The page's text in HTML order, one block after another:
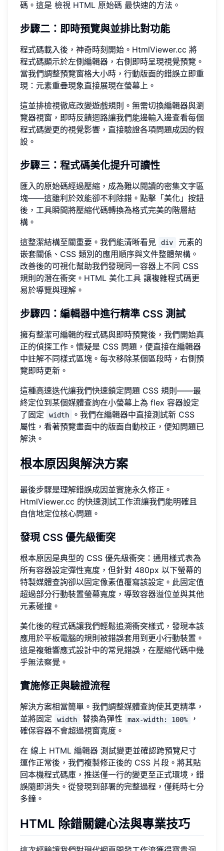
碼。這是 檢視 HTML 原始碼 最快速的方法。
步驟二：即時預覽與並排比對功能
程式碼載入後，神奇時刻開始。HtmlViewer.cc 將
程式碼顯示於左側編輯器，右側即時呈現視覺預覽。
當我們調整預覽窗格大小時，行動版面的錯誤立即重
現：元素重疊現象直接展現在螢幕上。
這並排檢視徹底改變遊戲規則。無需切換編輯器與瀏
覽器視窗，即時反饋迴路讓我們能邊輸入邊查看每個
程式碼變更的視覺影響，直接驗證各項問題成因的假
設。
步驟三：程式碼美化提升可讀性
匯入的原始碼經過壓縮，成為難以閱讀的密集文字區
塊——這雖利於效能卻不利除錯。點擊「美化」按鈕
後，工具瞬間將壓縮代碼轉換為格式完美的階層結
構。
這整潔結構至關重要。我們能清晰看見
div
元素的
嵌套關係、CSS 類別的應用順序與文件整體架構。
改善後的可視化幫助我們發現同一容器上不同 CSS
規則的潛在衝突。 HTML 美化工具 讓複雜程式碼更
易於導覽與理解。
步驟四：編輯器中進行精準 CSS 測試
擁有整潔可編輯的程式碼與即時預覽後，我們開始真
正的偵探工作。懷疑是 CSS 問題，便直接在編輯器
中註解不同樣式區塊。每次移除某個區段時，右側預
覽即時更新。
這種高速迭代讓我們快速鎖定問題 CSS 規則——最
終定位到某個媒體查詢在小螢幕上為 flex 容器設定
了固定
width
。我們在編輯器中直接測試新 CSS
屬性，看著預覽畫面中的版面自動校正，便知問題已
解決。
根本原因與解決方案
最後步驟是理解錯誤成因並實施永久修正。
HtmlViewer.cc 的快速測試工作流讓我們能明確且
自信地定位核心問題。
發現 CSS 優先級衝突
根本原因是典型的 CSS 優先級衝突：通用樣式表為
所有容器設定彈性寬度，但針對 480px 以下螢幕的
特製媒體查詢卻以固定像素值覆寫該設定。此固定值
超過部分行動裝置螢幕寬度，導致容器溢位並與其他
元素碰撞。
美化後的程式碼讓我們輕鬆追溯衝突樣式，發現本該
應用於平板電腦的規則被錯誤套用到更小行動裝置。
這是複雜響應式設計中的常見錯誤，在壓縮代碼中幾
乎無法察覺。
實施修正與驗證流程
解決方案相當簡單。我們調整媒體查詢使其更精準，
並將固定
width 替換為彈性 max-width: 100%
，
確保容器不會超過視窗寬度。
在 線上 HTML 編輯器 測試變更並確認跨預覽尺寸
運作正常後，我們複製修正後的 CSS 片段。將其貼
回本機程式碼庫，推送僅一行的變更至正式環境，錯
誤隨即消失。從發現到部署的完整過程，僅耗時七分
多鐘。
HTML 除錯關鍵心法與專業技巧